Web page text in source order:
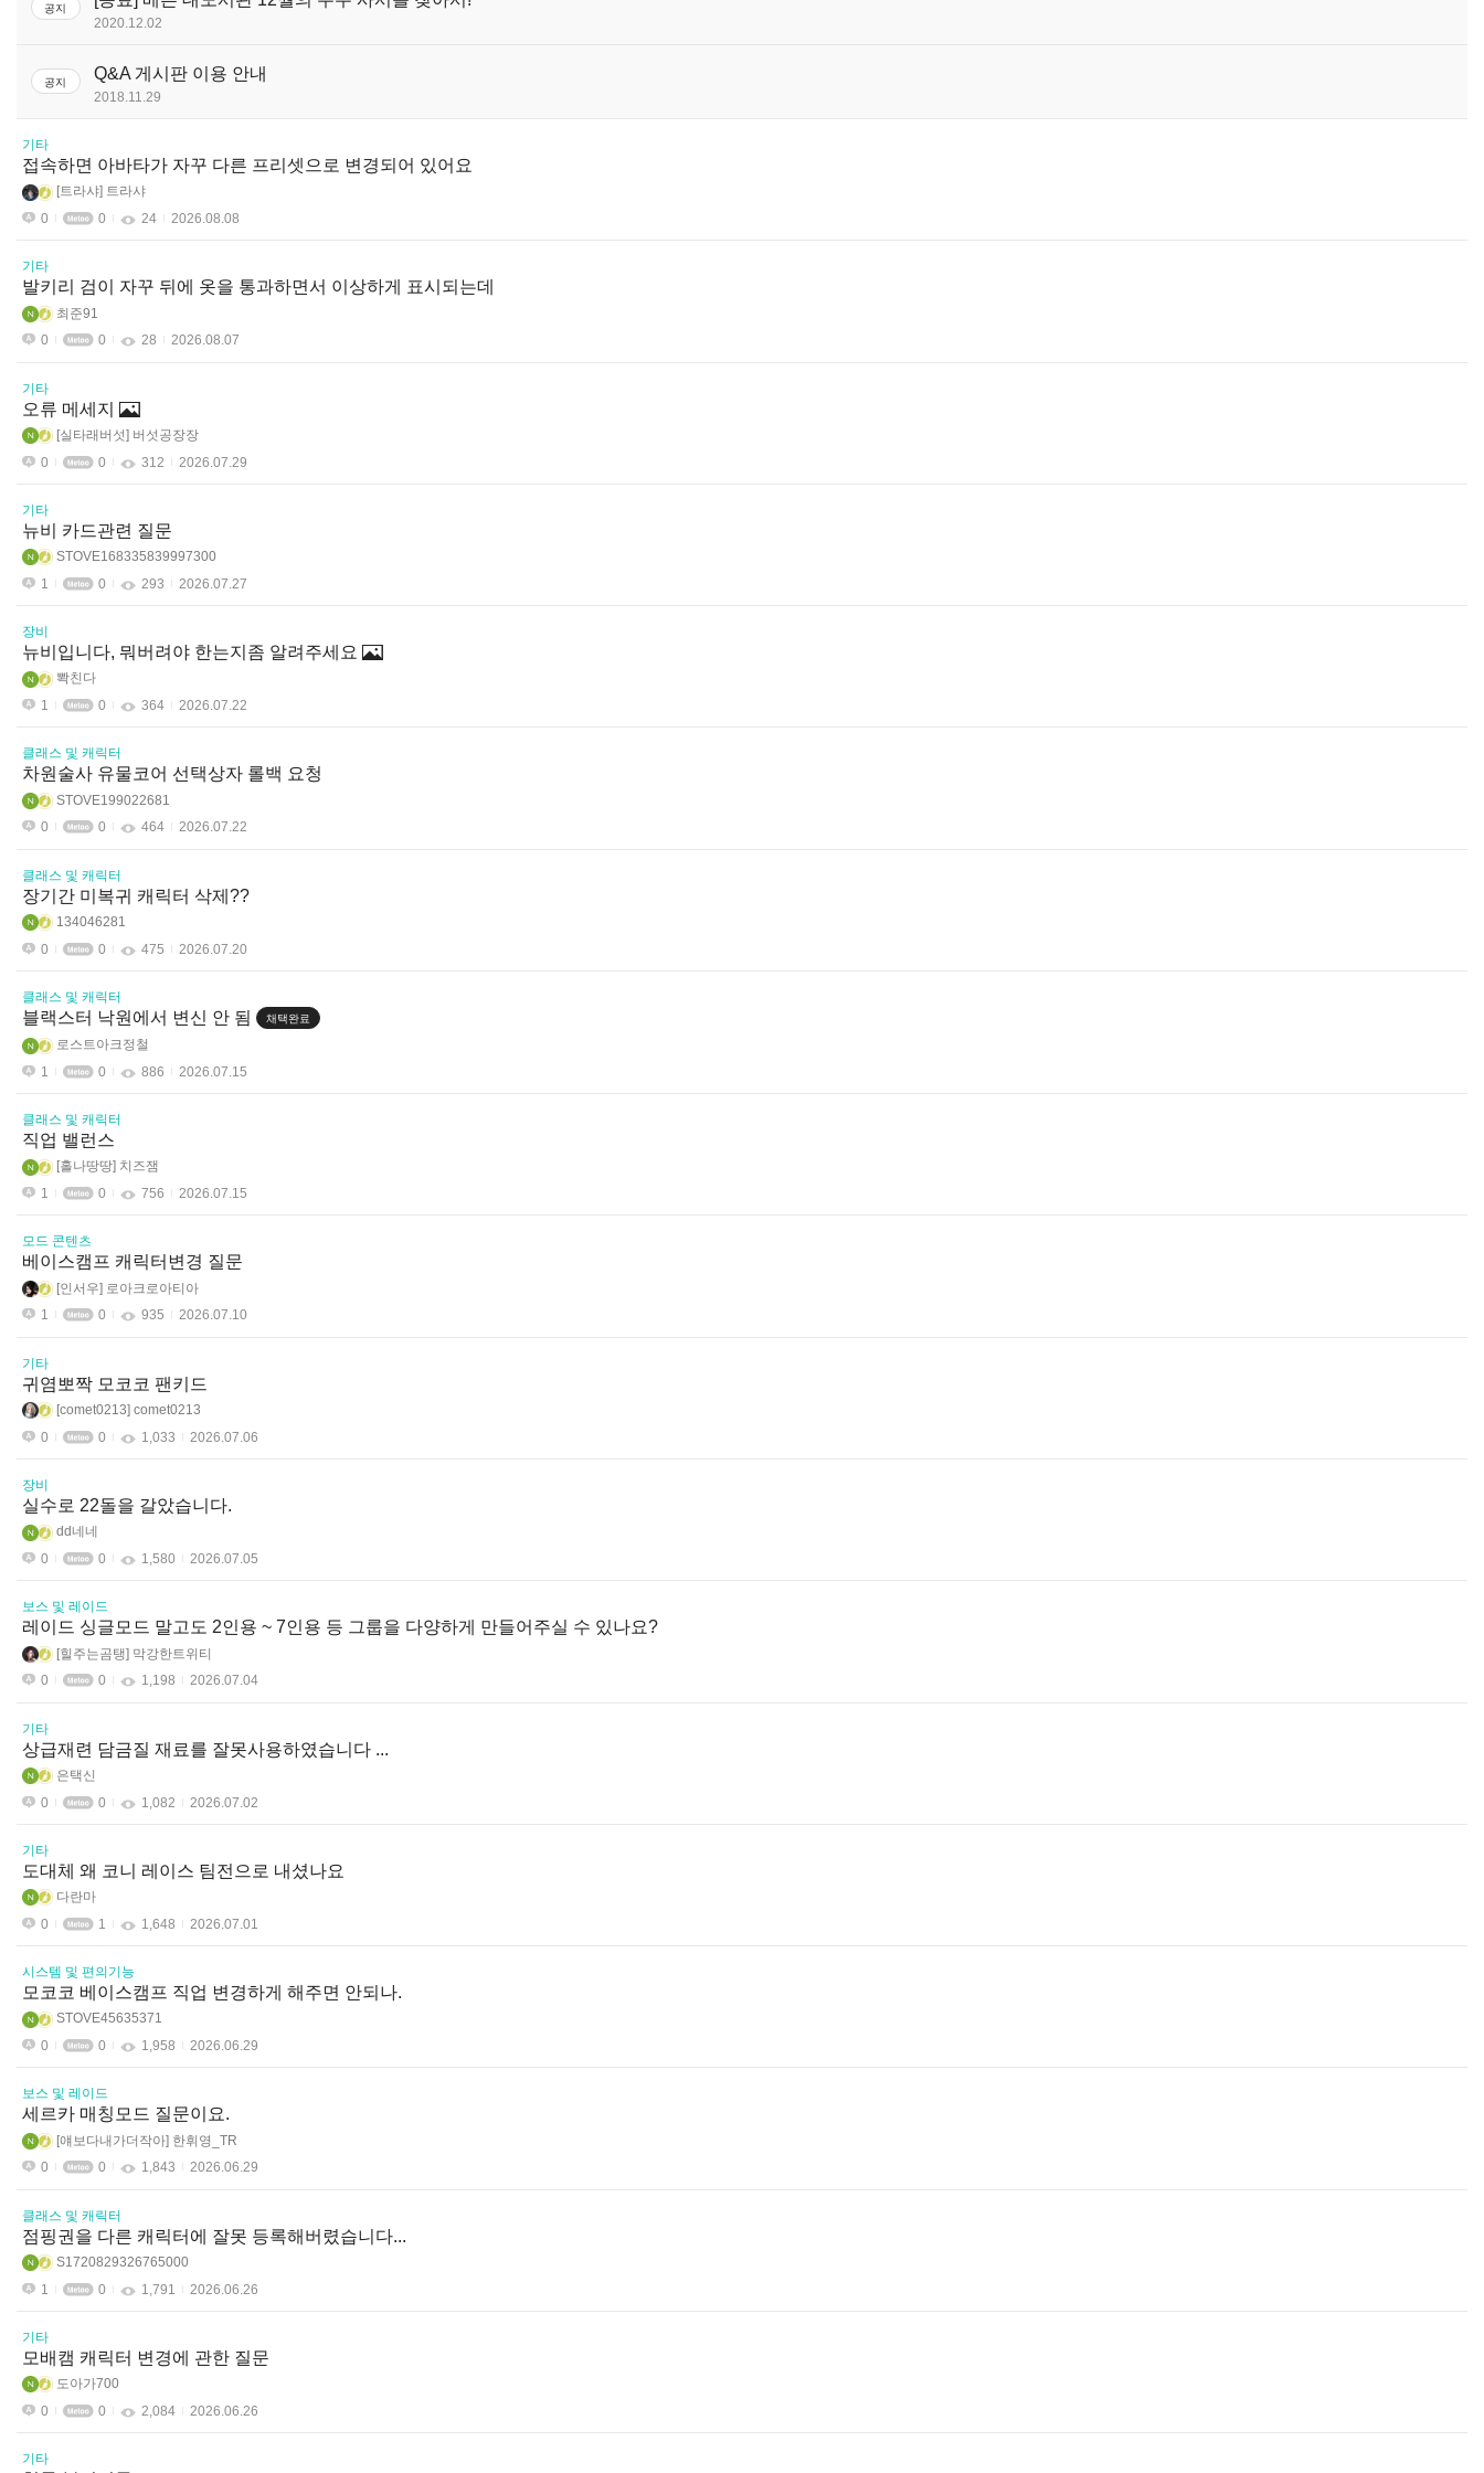
공지
2020.12.02
공지 Q&A 게시판 이용 안내
2018.11.29
기타
접속하면 아바타가 자꾸 다른 프리셋으로 변경되어 있어요
트라샤 트라샤
0
0 24 2026.08.08
기타
발키리 검이 자꾸 뒤에 옷을 통과하면서 이상하게 표시되는데
최준91
0
0 28 2026.08.07
기타
오류 메세지
실타래버섯
버섯공장장
0
0 312 2026.07.29
기타
뉴비 카드관련 질문
STOVE168335839997300
1
0 293 2026.07.27
장비
뉴비입니다, 뭐버려야 한는지좀 알려주세요
뽝친다
1
0 364 2026.07.22
클래스 및 캐릭터
차원술사 유물코어 선택상자 롤백 요청
STOVE199022681
0
0 464 2026.07.22
클래스 및 캐릭터
장기간 미복귀 캐릭터 삭제??
134046281
0
0 475 2026.07.20
클래스 및 캐릭터
블랙스터 낙원에서 변신 안 됨 채택완료
로스트아크정철
1
0 886 2026.07.15
클래스 및 캐릭터
직업 밸런스
홀나땅땅 치즈잼
1
0 756 2026.07.15
모드 콘텐츠
베이스캠프 캐릭터변경 질문
인서우
로아크로아티아
1
0 935 2026.07.10
기타
귀염뽀짝 모코코 팬키드
comet0213 comet0213
0
0 1,033 2026.07.06
장비
실수로 22돌을 갈았습니다.
dd네네
0
0 1,580 2026.07.05
보스 및 레이드
레이드 싱글모드 말고도 2인용 ~ 7인용 등 그룹을 다양하게 만들어주실 수 있나요?
힐주는곰탱 막강한트위티
0
0 1,198 2026.07.04
기타
상급재련 담금질 재료를 잘못사용하였습니다 ...
은택신
0
0 1,082 2026.07.02
기타
도대체 왜 코니 레이스 팀전으로 내셨나요
다란마
0
1 1,648 2026.07.01
시스템 및 편의기능
모코코 베이스캠프 직업 변경하게 해주면 안되나.
STOVE45635371
0
0 1,958 2026.06.29
보스 및 레이드
세르카 매칭모드 질문이요.
얘보다내가더작아 한휘영_TR
0
0 1,843 2026.06.29
클래스 및 캐릭터
점핑권을 다른 캐릭터에 잘못 등록해버렸습니다...
S1720829326765000
1
0 1,791 2026.06.26
기타
모배캠 캐릭터 변경에 관한 질문
도아가700
0
0 2,084 2026.06.26
기타